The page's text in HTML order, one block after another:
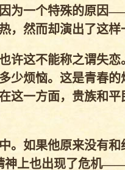
为一个特殊的原因
，然而却演出了这样
许这不能称之谓失
少烦恼。这是青春
这一方面，贵族和平
。如果他原来没有和
神上也出现了危机